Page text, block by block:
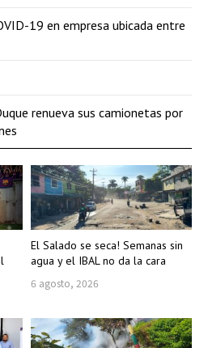
El Salado se seca! Semanas sin
agua y el IBAL no da la cara
6 agosto, 2026
19 en empresa ubicada entre
renueva sus camionetas por